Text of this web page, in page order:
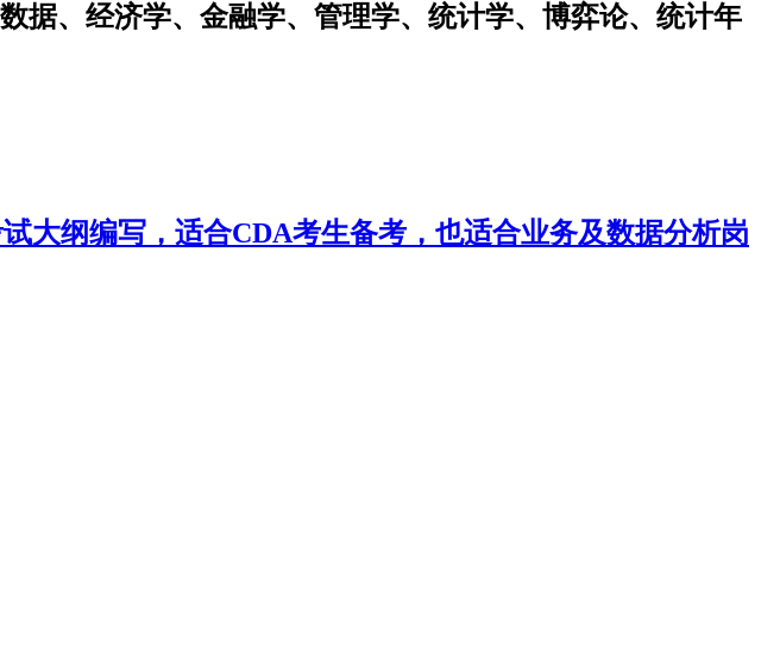
据、经济学、金融学、管理学、统计学、博弈论、统计年
大纲编写，适合CDA考生备考，也适合业务及数据分析岗